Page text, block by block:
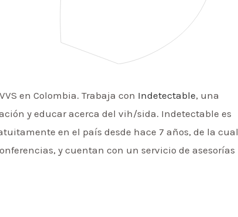
en Colombia. Trabaja con Indetectable, una
y educar acerca del vih/sida. Indetectable es
en el país desde hace 7 años, de la cual
y cuentan con un servicio de asesorías